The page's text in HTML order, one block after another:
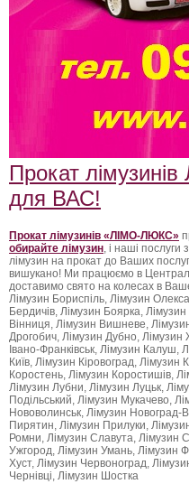
Прокат
для ВАС!
Прокат лімузинів «ЛІМО-ЛЮКС»
обирайте лімузин, і наші послуги
лімузин на прокат до Ваших
вишукано! Ми працюємо в
доставимо свято на колесах в
Лімузин Бориспіль, Лімузин
Бердичів, Лімузин Боярка,
Вінниця, Лімузин Вишневе,
Дрогобич, Лімузин Дубно,
Івано-Франківськ, Лімузин Калуш,
Київ, Лімузин Кіровоград,
Коростень, Лімузин Коростишів,
Лімузин Лубни, Лімузин Луцьк,
Подільський, Лімузин Мукачево,
Нововолинськ, Лімузин Новоград-
Пирятин, Лімузин Прилуки,
Ромни, Лімузин Славута, Лімузин
Ужгород, Лімузин Умань, Лімузин
Хуст, Лімузин Червоноград,
Чернівці, Лімузин Шостка